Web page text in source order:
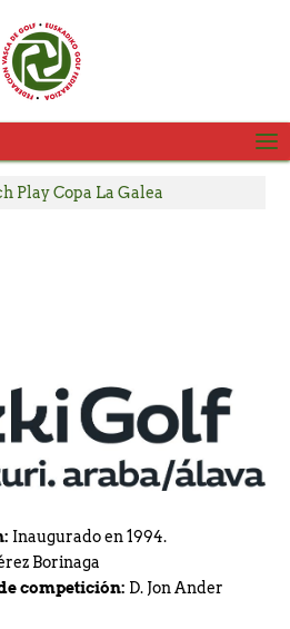
Play Copa La Galea
Salida Segunda Jornada LXVI
de Zarauz
y Lourdes Barbeito, campeones
de Jaizkibel – Memorial
de Salida Copa La Galea
Salida Campeonato Absoluto
Inaugurado en 1994.
Borinaga
competición: D. Jon Ander